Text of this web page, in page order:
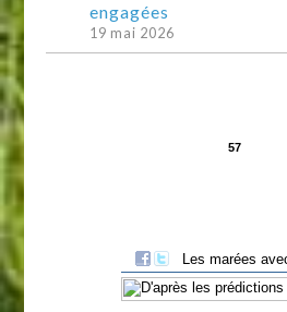
engagées
19 mai 2026